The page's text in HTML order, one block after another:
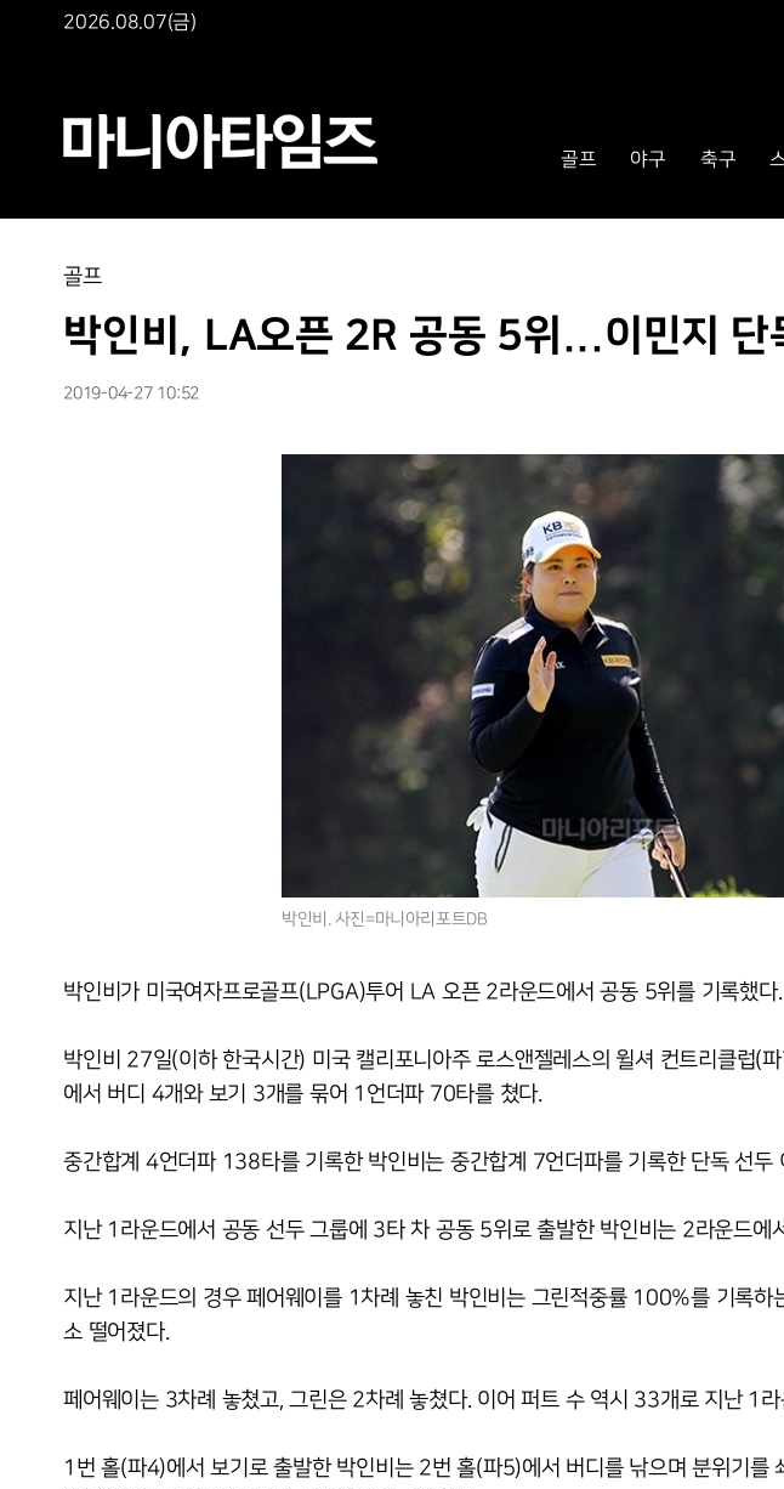
2026.08.07(금)
골프 야구 축구
골프
박인비, LA오픈 2R 공동 5위...이민지 단
2019-04-27 10:52
박인비. 사진=마니아리포트DB
박인비가 미국여자프로골프(LPGA)투어 LA 오픈 2라운드에서 공동 5위를 기록했다.
박인비 27일(이하 한국시간) 미국 캘리포니아주 로스앤젤레스의 윌셔 컨트리클럽
에서 버디 4개와 보기 3개를 묶어 1언더파 70타를 쳤다.
중간합계 4언더파 138타를 기록한 박인비는 중간합계 7언더파를 기록한 단독 선두
지난 1라운드에서 공동 선두 그룹에 3타 차 공동 5위로 출발한 박인비는 2라운드에
지난 1라운드의 경우 페어웨이를 1차례 놓친 박인비는 그린적중률 100%를 기록하
소 떨어졌다.
페어웨이는 3차례 놓쳤고, 그린은 2차례 놓쳤다. 이어 퍼트 수 역시 33개로 지난 1라
1번 홀(파4)에서 보기로 출발한 박인비는 2번 홀(파5)에서 버디를 낚으며 분위기를